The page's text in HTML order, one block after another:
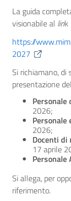
La guida
visionabile al link
https://
2027
Si richiamano, di
presentazione
Personale
2026;
Personale
2026;
Docenti di
17 aprile
Personale
Si allega, per
riferimento.